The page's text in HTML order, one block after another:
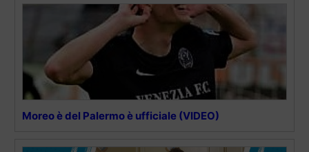
Moreo è del Palermo è ufficiale (VIDEO)